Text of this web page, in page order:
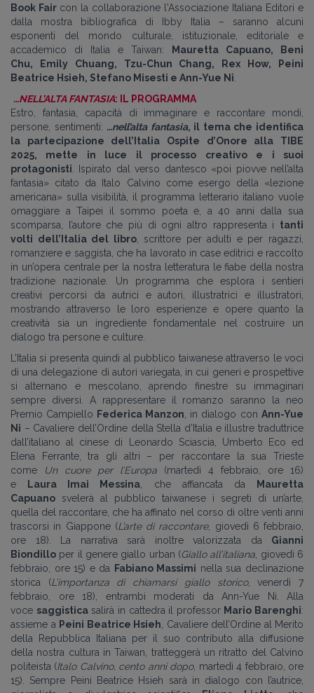
Book Fair con la collaborazione l'Associazione Italiana Editori e
dalla mostra bibliografica di Ibby Italia – saranno alcuni
esponenti del mondo culturale, istituzionale, editoriale e
accademico di Italia e Taiwan: Mauretta Capuano, Beni
Chu, Emily Chuang, Tzu-Chun Chang, Rex How, Peini
Beatrice Hsieh, Stefano Misesti e Ann-Yue Ni
…NELL’ALTA FANTASIA: IL PROGRAMMA
Estro, fantasia, capacità di immaginare e raccontare mondi,
persone, sentimenti: …nell’alta fantasia, il tema che identifica
la partecipazione dell’Italia Ospite d’Onore alla TIBE
2025, mette in luce il processo creativo e i suoi
protagonisti . Ispirato dal verso dantesco «poi piovve nell’alta
fantasia» citato da Italo Calvino come esergo della «lezione
americana» sulla visibilità, il programma letterario italiano vuole
omaggiare a Taipei il sommo poeta e, a 40 anni dalla sua
scomparsa, l’autore che più di ogni altro rappresenta i tanti
volti dell’Italia del libro, scrittore per adulti e per ragazzi,
romanziere e saggista, che ha lavorato in case editrici e raccolto
in un’opera centrale per la nostra letteratura le fiabe della nostra
tradizione nazionale. Un programma che esplora i sentieri
creativi percorsi da autrici e autori, illustratrici e illustratori,
mostrando attraverso le loro esperienze e opere quanto la
creatività sia un ingrediente fondamentale nel costruire un
dialogo tra persone e culture.
L’Italia si presenta quindi al pubblico taiwanese attraverso le voci
di una delegazione di autori variegata, in cui generi e prospettive
si alternano e mescolano, aprendo finestre su immaginari
sempre diversi. A rappresentare il romanzo saranno la neo
Premio Campiello Federica Manzon , in dialogo conAnn-Yue
Ni – Cavaliere dell’Ordine della Stella d’Italia e illustre traduttrice
dall’italiano al cinese di Leonardo Sciascia, Umberto Eco ed
Elena Ferrante, tra gli altri – per raccontare la sua Trieste
come
Un cuore per l’Europa (martedì 4 febbraio, ore 16)
e Laura Imai Messina , che affiancata da Mauretta
Capuano svelerà al pubblico taiwanese i segreti di un’arte,
quella del raccontare, che ha affinato nel corso di oltre venti anni
trascorsi in Giappone (L’arte di raccontare, giovedì 6 febbraio,
ore 18). La narrativa sarà inoltre valorizzata da Gianni
Biondillo per il genere giallo urban (Giallo all’italiana , giovedì 6
febbraio, ore 15) e da Fabiano Massimi nella sua declinazione
storica (L’importanza di chiamarsi giallo storico, venerdì 7
febbraio, ore 18), entrambi moderati da Ann-Yue Ni. Alla
voce saggisticasalirà in cattedra il professor Mario Barenghi:
assieme a Peini Beatrice Hsieh , Cavaliere dell’Ordine al Merito
della Repubblica Italiana per il suo contributo alla diffusione
della nostra cultura in Taiwan, tratteggerà un ritratto del Calvino
politeista (Italo Calvino, cento anni dopo, martedì 4 febbraio, ore
15). Sempre Peini Beatrice Hsieh sarà in dialogo con l’autrice,